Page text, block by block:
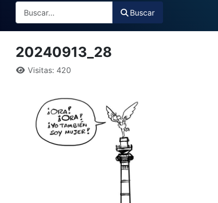
Buscar
Buscar
20240913_28
Detalles
Visitas: 420